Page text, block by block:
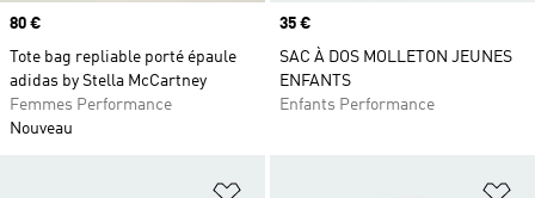
Prix
80 €
Tote bag repliable porté épaule
adidas by Stella McCartney
Femmes Performance
Nouveau
Prix
35 €
SAC À DOS MOLLETON JEUNES
ENFANTS
Enfants Performance
Ajouter à la Liste de produits